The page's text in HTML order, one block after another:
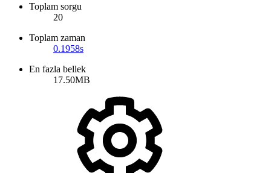
Toplam sorgu
20
Toplam zaman
0.1958s
En fazla bellek
17.50MB